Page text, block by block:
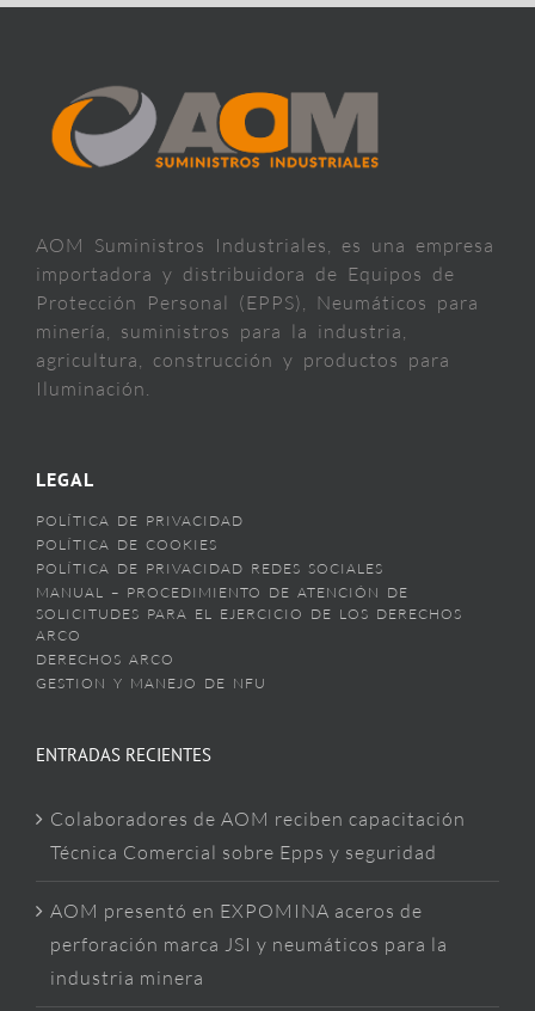
AOM Suministros Industriales, es una empresa
importadora y distribuidora de Equipos de
Protección Personal (EPPS), Neumáticos para
minería, suministros para la industria,
agricultura, construcción y productos para
Iluminación.
LEGAL
POLÍTICA DE PRIVACIDAD
POLÍTICA DE COOKIES
POLÍTICA DE PRIVACIDAD REDES SOCIALES
MANUAL – PROCEDIMIENTO DE ATENCIÓN DE
SOLICITUDES PARA EL EJERCICIO DE LOS DERECHOS
ARCO
DERECHOS ARCO
GESTION Y MANEJO DE NFU
ENTRADAS RECIENTES
Colaboradores de AOM reciben capacitación
Técnica Comercial sobre Epps y seguridad
AOM presentó en EXPOMINA aceros de
perforación marca JSI y neumáticos para la
industria minera